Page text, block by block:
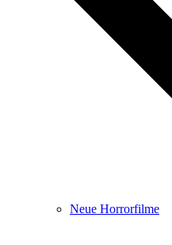
Neue Horrorfilme